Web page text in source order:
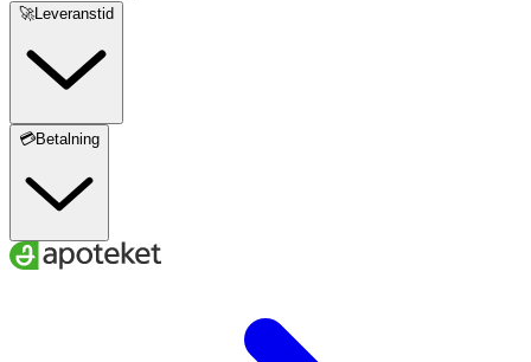
🚀Leveranstid
💳Betalning